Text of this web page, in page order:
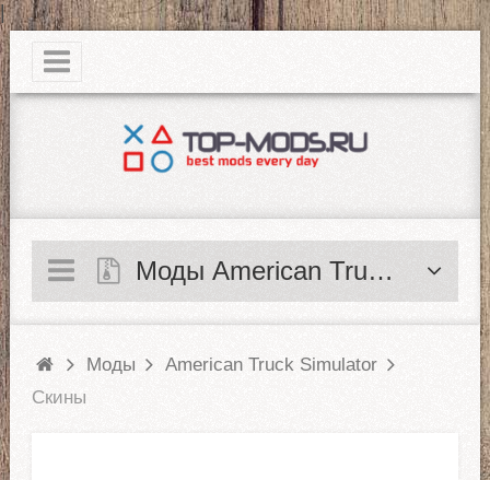
|
Моды American Truck Simulator
Моды
American Truck Simulator
Скины